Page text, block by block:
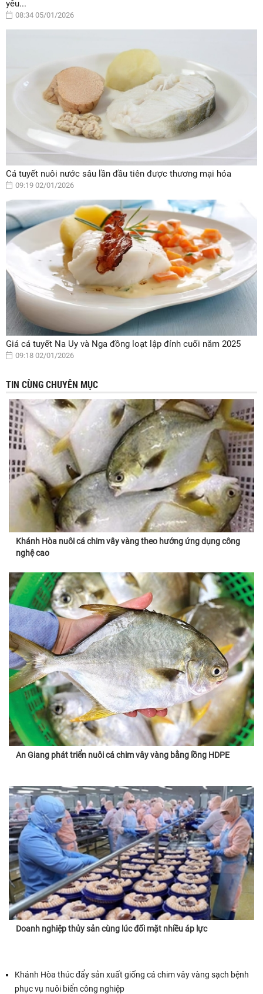
yêu...
08:34 05/01/2026
Cá tuyết nuôi nước sâu lần đầu tiên được thương mại hóa
09:19 02/01/2026
Giá cá tuyết Na Uy và Nga đồng loạt lập đỉnh cuối năm 2025
09:18 02/01/2026
TIN CÙNG CHUYÊN MỤC
Khánh Hòa nuôi cá chim vây vàng theo hướng ứng dụng công
nghệ cao
An Giang phát triển nuôi cá chim vây vàng bằng lồng HDPE
Doanh nghiệp thủy sản cùng lúc đối mặt nhiều áp lực
Khánh Hòa thúc đẩy sản xuất giống cá chim vây vàng sạch bệnh
phục vụ nuôi biển công nghiệp